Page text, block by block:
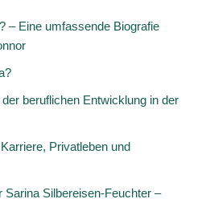
– Eine umfassende Biografie
beruflichen Entwicklung in der
Privatleben und
Sarina Silbereisen-Feuchter –